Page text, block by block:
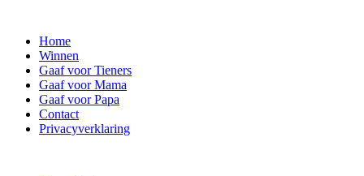
Home
Winnen
Gaaf voor Tieners
Gaaf voor Mama
Gaaf voor Papa
Contact
Privacyverklaring